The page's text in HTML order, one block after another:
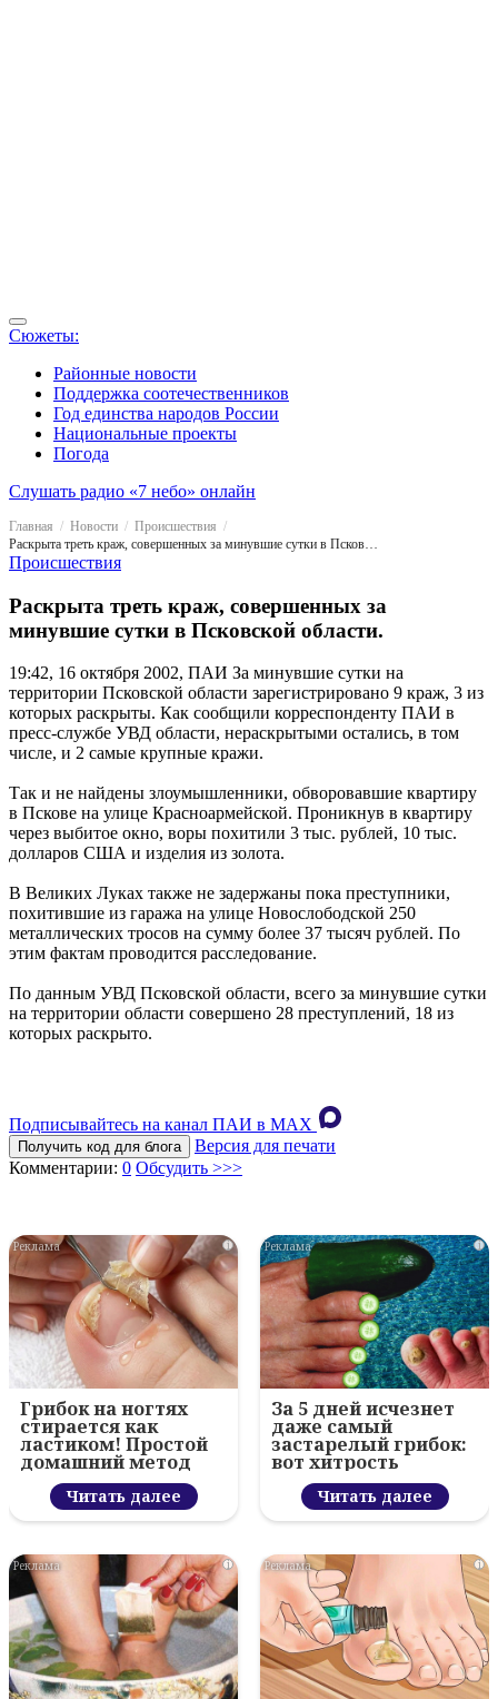
Сюжеты:
Районные новости
Поддержка соотечественников
Год единства народов России
Национальные проекты
Погода
Слушать радио «7 небо» онлайн
Главная Новости
Происшествия
Раскрыта треть краж, совершенных за минувшие сутки в Псковской области.
Происшествия
Раскрыта треть краж, совершенных за
минувшие сутки в Псковской области.
19:42, 16 октября 2002, ПАИ За минувшие сутки на
территории Псковской области зарегистрировано 9 краж, 3 из
которых раскрыты. Как сообщили корреспонденту ПАИ в
пресс-службе УВД области, нераскрытыми остались, в том
числе, и 2 самые крупные кражи.
Так и не найдены злоумышленники, обворовавшие квартиру
в Пскове на улице Красноармейской. Проникнув в квартиру
через выбитое окно, воры похитили 3 тыс. рублей, 10 тыс.
долларов США и изделия из золота.
В Великих Луках также не задержаны пока преступники,
похитившие из гаража на улице Новослободской 250
металлических тросов на сумму более 37 тысяч рублей. По
этим фактам проводится расследование.
По данным УВД Псковской области, всего за минувшие сутки
на территории области совершено 28 преступлений, 18 из
которых раскрыто.
Подписывайтесь на канал ПАИ в MAХ
Получить код для блога
Версия для печати
Комментарии: 0 Обсудить >>>
i
Грибок на ногтях
стирается как
ластиком! Простой
домашний метод
Читать далее
i
За 5 дней исчезнет
даже самый
застарелый грибок:
вот хитрость
Читать далее
i i